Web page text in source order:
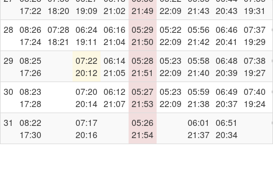
17:22 18:20 19:09 21:02 21:49 22:09 21:43 20:43 19:31
28 08:26
17:24
07:28
18:21
06:24
19:11
06:16
21:04
05:29
21:50
05:22
22:09
05:56
21:42
06:46
20:41
07:37
19:29
29 08:25
17:26
07:22
20:12
06:14
21:05
05:28
21:51
05:23
22:09
05:58
21:40
06:48
20:39
07:38
19:27
30 08:23
17:28
07:20
20:14
06:12
21:07
05:27
21:53
05:23
22:09
05:59
21:38
06:49
20:37
07:40
19:24
31
08:22
17:30
07:17
20:16
05:26
21:54
06:01
21:37
06:51
20:34